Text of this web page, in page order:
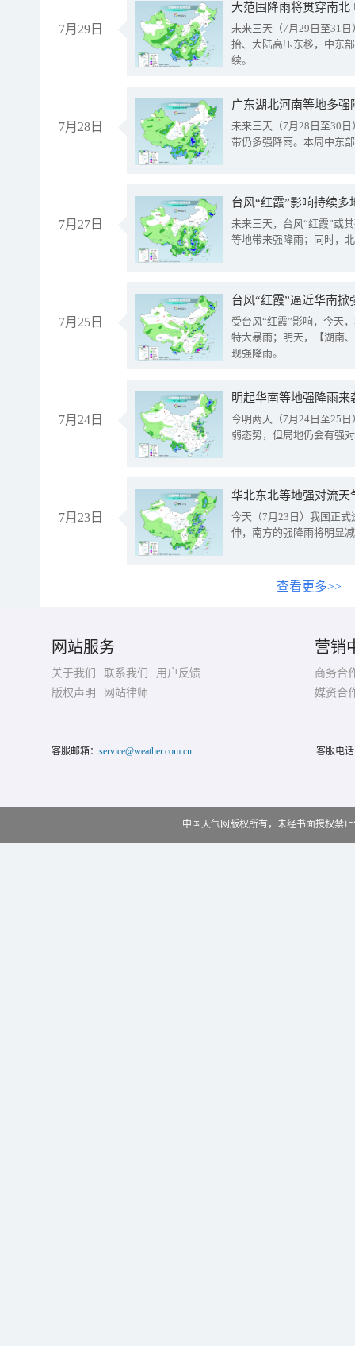
7月29日
大范围降雨将贯穿南
未来三天（7月29日至31
抬、大陆高压东移，中东
续。
7月28日
广东湖北河南等地多
未来三天（7月28日至30
带仍多强降雨。本周中东
7月27日
台风“红霞”影响持续
未来三天，台风“红霞”或
等地带来强降雨；同时，
7月25日
台风“红霞”逼近华南
受台风“红霞”影响，今天
特大暴雨；明天，【湖南
现强降雨。
7月24日
明起华南等地强降雨
今明两天（7月24日至25
弱态势，但局地仍会有强
7月23日
华北东北等地强对流天
今天（7月23日）我国正
伸，南方的强降雨将明显
查看更多>>
网站服务
关于我们 联系我们
用户反馈
版权声明
网站律师
营销
商务合
媒资合
客服邮箱： service@weather.com.cn 客服电
中国天气网版权所有，未经书面授权